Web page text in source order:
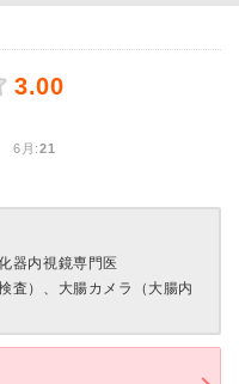
3.00
月:21
器内視鏡専門医
査）、大腸カメラ（大腸内